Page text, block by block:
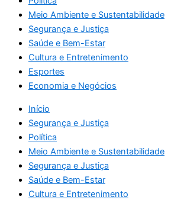
Meio Ambiente e Sustentabilidade
Segurança e Justiça
Saúde e Bem-Estar
Cultura e Entretenimento
Esportes
Economia e Negócios
Início
Segurança e Justiça
Política
Meio Ambiente e Sustentabilidade
Segurança e Justiça
Saúde e Bem-Estar
Cultura e Entretenimento